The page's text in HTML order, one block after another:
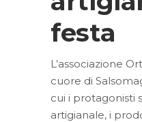
festa
L’associazione
cuore di
cui i protagonisti
artigianale, i